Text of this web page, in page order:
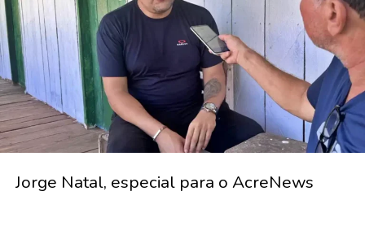
Jorge Natal, especial para o AcreNews